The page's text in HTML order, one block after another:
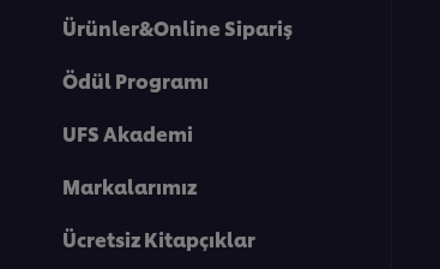
Ürünler&Online Sipariş
Ödül Programı
UFS Akademi
Markalarımız
Ücretsiz Kitapçıklar